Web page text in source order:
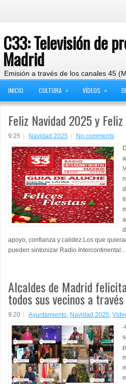
C33: Televisión de
Madrid
Emisión a través de los canales 45
INICIO CULTURA » VÍDEOS »
Feliz Navidad 2025 y
9:25 Navidad 2025
No comments
apoyo, confianza y calidez.Los que
pueden sintonizar Radio Intercontinental...
Alcaldes de Madrid
todos sus vecinos a
9:20 Ayuntamiento, Navidad 2025,
-